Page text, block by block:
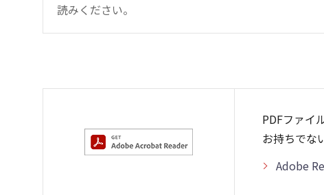
読みください。
PDFファイ
お持ちでな
Adobe